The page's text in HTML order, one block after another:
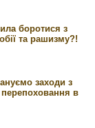
боротися з
та рашизму?!
заходи з
перепоховання в